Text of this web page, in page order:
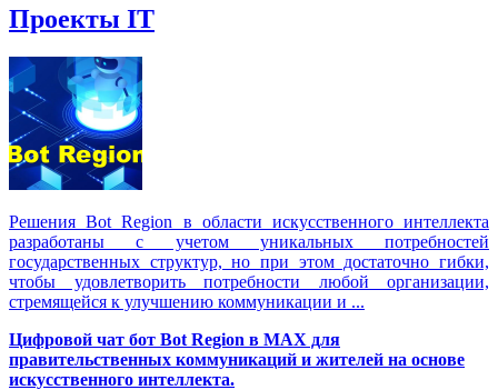
Проекты IT
Решения Вot Region в области искусственного интеллекта
разработаны с учетом уникальных потребностей
государственных структур, но при этом достаточно гибки,
чтобы удовлетворить потребности любой организации,
стремящейся к улучшению коммуникации и ...
Цифровой чат бот Вot Region в MAX для
правительственных коммуникаций и жителей на основе
искусственного интеллекта.